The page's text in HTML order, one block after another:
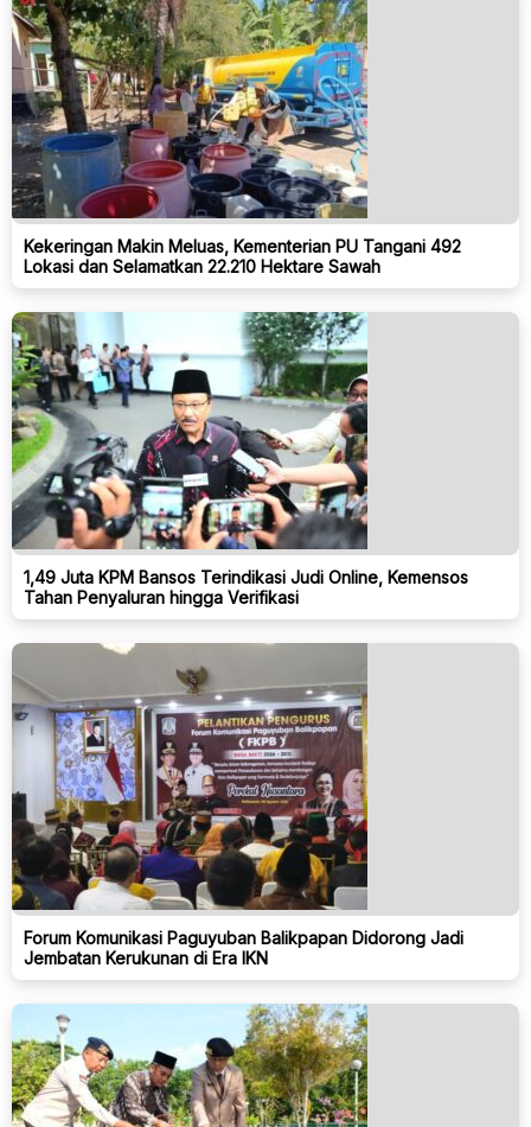
Kekeringan Makin Meluas, Kementerian PU Tangani 492
Lokasi dan Selamatkan 22.210 Hektare Sawah
1,49 Juta KPM Bansos Terindikasi Judi Online, Kemensos
Tahan Penyaluran hingga Verifikasi
Forum Komunikasi Paguyuban Balikpapan Didorong Jadi
Jembatan Kerukunan di Era IKN